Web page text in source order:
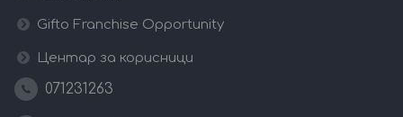
Gifto Franchise Opportunity
Центар за корисници
071231263